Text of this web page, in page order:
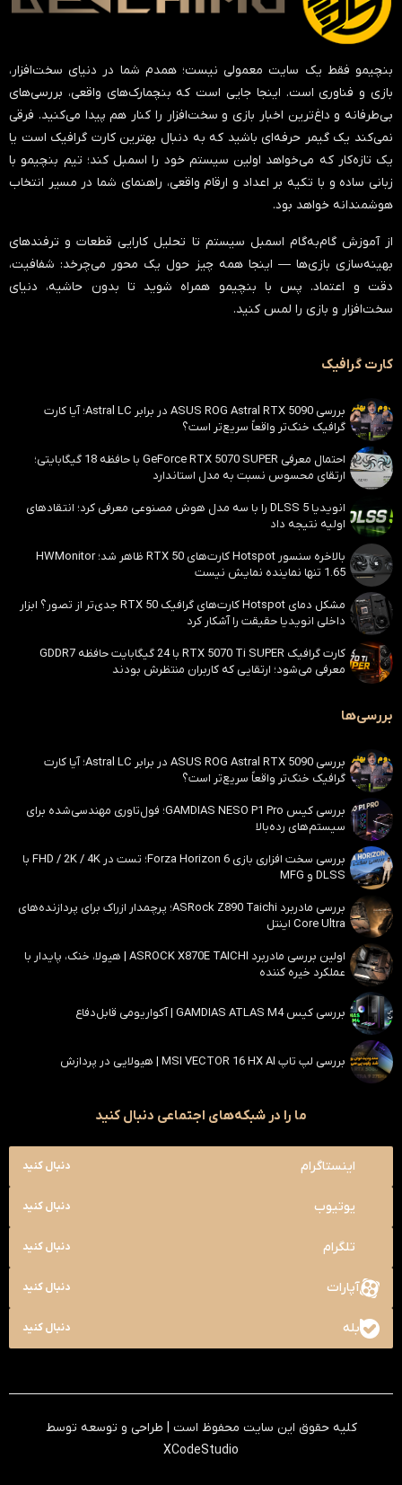
بنچیمو فقط یک سایت معمولی نیست؛ همدم شما در دنیای سخت‌افزار،
بازی و فناوری است. اینجا جایی است که بنچمارک‌های واقعی، بررسی‌های
بی‌طرفانه و داغ‌ترین اخبار بازی و سخت‌افزار را کنار هم پیدا می‌کنید. فرقی
نمی‌کند یک گیمر حرفه‌ای باشید که به دنبال بهترین کارت گرافیک است یا
یک تازه‌کار که می‌خواهد اولین سیستم خود را اسمبل کند؛ تیم بنچیمو با
زبانی ساده و با تکیه بر اعداد و ارقام واقعی، راهنمای شما در مسیر انتخاب
هوشمندانه خواهد بود.
از آموزش گام‌به‌گام اسمبل سیستم تا تحلیل کارایی قطعات و ترفندهای
بهینه‌سازی بازی‌ها — اینجا همه چیز حول یک محور می‌چرخد: شفافیت،
دقت و اعتماد. پس با بنچیمو همراه شوید تا بدون حاشیه، دنیای
سخت‌افزار و بازی را لمس کنید.
کارت گرافیک
بررسی ASUS ROG Astral RTX 5090 در برابر Astral LC؛ آیا کارت
گرافیک خنک‌تر واقعاً سریع‌تر است؟
احتمال معرفی GeForce RTX 5070 SUPER با حافظه 18 گیگابایتی؛
ارتقای محسوس نسبت به مدل استاندارد
انویدیا DLSS 5 را با سه مدل هوش مصنوعی معرفی کرد؛ انتقادهای
اولیه نتیجه داد
بالاخره سنسور Hotspot کارت‌های RTX 50 ظاهر شد؛ HWMonitor
1.65 تنها نماینده نمایش نیست
مشکل دمای Hotspot کارت‌های گرافیک RTX 50 جدی‌تر از تصور؟ ابزار
داخلی انویدیا حقیقت را آشکار کرد
کارت گرافیک RTX 5070 Ti SUPER با 24 گیگابایت حافظه GDDR7
معرفی می‌شود؛ ارتقایی که کاربران منتظرش بودند
بررسی‌ها
بررسی ASUS ROG Astral RTX 5090 در برابر Astral LC؛ آیا کارت
گرافیک خنک‌تر واقعاً سریع‌تر است؟
بررسی کیس GAMDIAS NESO P1 Pro؛ فول‌تاوری مهندسی‌شده برای
سیستم‌های رده‌بالا
بررسی سخت افزاری بازی Forza Horizon 6؛ تست در FHD / 2K / 4K با
DLSS و MFG
بررسی مادربرد ASRock Z890 Taichi؛ پرچمدار ازراک برای پردازنده‌های
Core Ultra اینتل
اولین بررسی مادربرد ASROCK X870E TAICHI | هیولا، خنک، پایدار با
عملکرد خیره کننده
بررسی کیس GAMDIAS ATLAS M4 | آکواریومی قابل‌دفاع
بررسی لپ تاپ MSI VECTOR 16 HX AI | هیولایی در پردازش
ما را در شبکه‌های اجتماعی دنبال کنید
اینستاگرام دنبال کنید
یوتیوب دنبال کنید
تلگرام دنبال کنید
آپارات دنبال کنید
بله دنبال کنید
کلیه حقوق این سایت محفوظ است | طراحی و توسعه توسط
XCodeStudio